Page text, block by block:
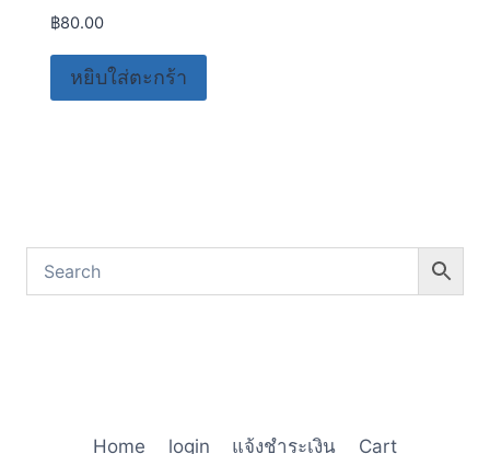
฿80.00
หยิบใส่ตะกร้า
Home login แจ้งชำระเงิน Cart